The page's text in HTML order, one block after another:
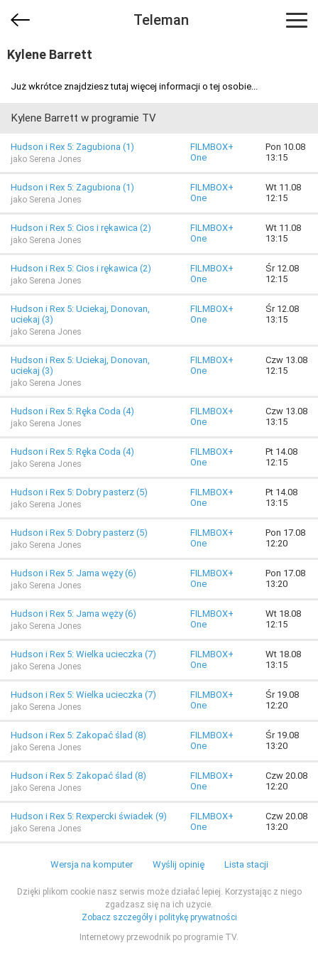
Teleman
Kylene Barrett
Już wkrótce znajdziesz tutaj więcej informacji o tej osobie...
Kylene Barrett w programie TV
Hudson i Rex 5: Zagubiona (1)
jako Serena Jones
FILMBOX+
One
Pon 10.08
13:15
Hudson i Rex 5: Zagubiona (1)
jako Serena Jones
FILMBOX+
One
Wt 11.08
12:15
Hudson i Rex 5: Cios i rękawica (2)
jako Serena Jones
FILMBOX+
One
Wt 11.08
13:15
Hudson i Rex 5: Cios i rękawica (2)
jako Serena Jones
FILMBOX+
One
Śr 12.08
12:15
Hudson i Rex 5: Uciekaj, Donovan,
uciekaj (3)
jako Serena Jones
FILMBOX+
One
Śr 12.08
13:15
Hudson i Rex 5: Uciekaj, Donovan,
uciekaj (3)
jako Serena Jones
FILMBOX+
One
Czw 13.08
12:15
Hudson i Rex 5: Ręka Coda (4)
jako Serena Jones
FILMBOX+
One
Czw 13.08
13:15
Hudson i Rex 5: Ręka Coda (4)
jako Serena Jones
FILMBOX+
One
Pt 14.08
12:15
Hudson i Rex 5: Dobry pasterz (5)
jako Serena Jones
FILMBOX+
One
Pt 14.08
13:15
Hudson i Rex 5: Dobry pasterz (5)
jako Serena Jones
FILMBOX+
One
Pon 17.08
12:20
Hudson i Rex 5: Jama węży (6)
jako Serena Jones
FILMBOX+
One
Pon 17.08
13:20
Hudson i Rex 5: Jama węży (6)
jako Serena Jones
FILMBOX+
One
Wt 18.08
12:15
Hudson i Rex 5: Wielka ucieczka (7)
jako Serena Jones
FILMBOX+
One
Wt 18.08
13:15
Hudson i Rex 5: Wielka ucieczka (7)
jako Serena Jones
FILMBOX+
One
Śr 19.08
12:20
Hudson i Rex 5: Zakopać ślad (8)
jako Serena Jones
FILMBOX+
One
Śr 19.08
13:20
Hudson i Rex 5: Zakopać ślad (8)
jako Serena Jones
FILMBOX+
One
Czw 20.08
12:20
Hudson i Rex 5: Rexpercki świadek (9)
jako Serena Jones
FILMBOX+
One
Czw 20.08
13:20
Wersja na komputer Wyślij opinię Lista stacji
Dzięki plikom cookie nasz serwis może działać lepiej. Korzystając z niego
zgadzasz się na ich użycie.
Zobacz szczegóły i politykę prywatności
Internetowy przewodnik po programie TV.